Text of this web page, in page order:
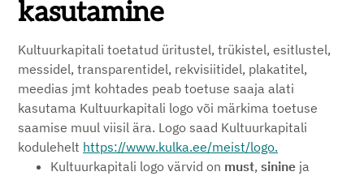
kasutamine
Kultuurkapitali toetatud üritustel, trükistel, esitlustel,
messidel, transparentidel, rekvisiitidel, plakatitel,
meedias jmt kohtades peab toetuse saaja alati
kasutama Kultuurkapitali logo või märkima toetuse
saamise muul viisil ära. Logo saad Kultuurkapitali
kodulehelt https://www.kulka.ee/meist/logo.
Kultuurkapitali logo värvid on must, sinine ja